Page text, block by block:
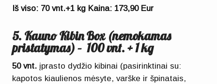
Iš viso: 70 vnt.+1 kg Kaina: 173,90 Eur
5. Kauno Kibin Box (nemokamas
pristatymas) – 100 vnt. + 1 kg
50 vnt. įprasto dydžio kibinai (pasirinktinai su:
kapotos kiaulienos mėsyte, varške ir špinatais,